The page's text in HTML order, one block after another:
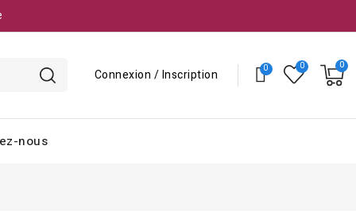
Connexion / Inscription
nous